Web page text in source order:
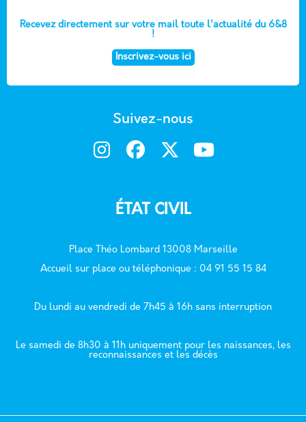
Recevez directement sur votre mail toute l'actualité du 6&8
!
Inscrivez-vous ici
Suivez-nous
ÉTAT CIVIL
Place Théo Lombard 13008 Marseille
Accueil sur place ou téléphonique : 04 91 55 15 84
Du lundi au vendredi de 7h45 à 16h sans interruption
Le samedi de 8h30 à 11h uniquement pour les naissances, les
reconnaissances et les décès